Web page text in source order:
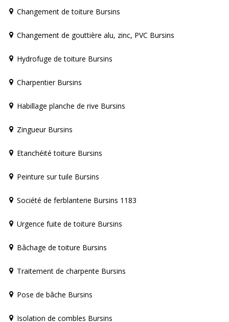
Changement de toiture Bursins
Changement de gouttière alu, zinc, PVC Bursins
Hydrofuge de toiture Bursins
Charpentier Bursins
Habillage planche de rive Bursins
Zingueur Bursins
Etanchéité toiture Bursins
Peinture sur tuile Bursins
Société de ferblanterie Bursins 1183
Urgence fuite de toiture Bursins
Bâchage de toiture Bursins
Traitement de charpente Bursins
Pose de bâche Bursins
Isolation de combles Bursins